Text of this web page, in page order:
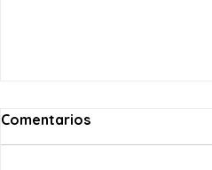
Comentarios